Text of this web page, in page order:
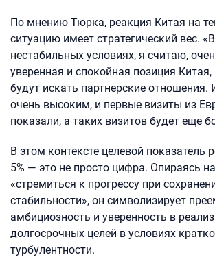
По мнению Тюрка, реакция Китая на
ситуацию имеет стратегический вес.
нестабильных условиях, я считаю,
уверенная и спокойная позиция
будут искать партнерские отношения.
очень высоким, и первые визиты из
показали, а таких визитов будет еще
В этом контексте целевой показатель
5% — это не просто цифра. Опираясь
«стремиться к прогрессу при
стабильности», он символизирует
амбициозность и уверенность в
долгосрочных целей в условиях
турбулентности.